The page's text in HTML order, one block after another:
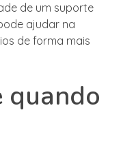
de um suporte
ajudar na
de forma mais
quando